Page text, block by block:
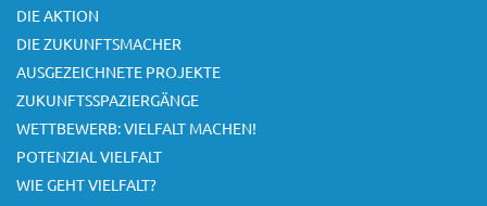
DIE AKTION
DIE ZUKUNFTSMACHER
AUSGEZEICHNETE PROJEKTE
ZUKUNFTSSPAZIERGÄNGE
WETTBEWERB: VIELFALT MACHEN!
POTENZIAL VIELFALT
WIE GEHT VIELFALT?